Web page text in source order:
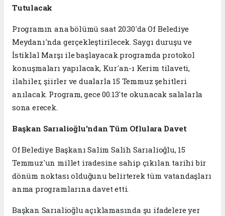
Tutulacak
Programın ana bölümü saat 20.30'da Of Belediye
Meydanı'nda gerçekleştirilecek. Saygı duruşu ve
İstiklal Marşı ile başlayacak programda protokol
konuşmaları yapılacak, Kur'an-ı Kerim tilaveti,
ilahiler, şiirler ve dualarla 15 Temmuz şehitleri
anılacak. Program, gece 00.13'te okunacak salalarla
sona erecek.
Başkan Sarıalioğlu'ndan Tüm Oflulara Davet
Of Belediye Başkanı Salim Salih Sarıalioğlu, 15
Temmuz'un millet iradesine sahip çıkılan tarihi bir
dönüm noktası olduğunu belirterek tüm vatandaşları
anma programlarına davet etti.
Başkan Sarıalioğlu açıklamasında şu ifadelere yer